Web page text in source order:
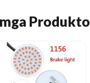
Produkto